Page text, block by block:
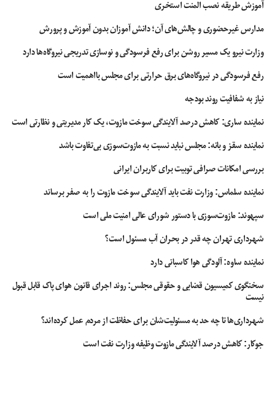
که به منظور اجرای دکوراسیون لوکس و شیک مورد توجه و انتخاب بسیاری از
نمود:
قرنیز پی وی سی: در محیط هایی که در کف آنها از سرامیک، لمینت یا سنگ استفاده
شده است می توان این محصول را به عنوان نوار کف دیوار ساختمان اجرا نمود. البته
شیک از اهمیت بسیاری برخوردار می باشد.
قرنیز سنگی: استفاده از این نوع قرنیز برای محیط هایی که در کف آنها از سنگ
باشد. در اجرای این محصول پیشنهاد می شود با کمترین فاصله از دیوار قرار داده
شود. چرا که در برخی از موارد مشاهده شده است چند سانتی متر با فاصله از دیوار
اجرا شده و آن موضوع سبب می شود که در زمان قرار دادن کمد در مقابل این نوار،
قرنیز چوبی: یکی دیگر از پرتقاضاترین انواع نوارهای اجرایی در دیوارهای کف
ساختمان می باشد که برای اجرا در محیط هایی با کفپوش پارکت بسیار جذاب و
اگر قصد دارید تغییر و تحول چشمگیری در دکوراسیون داخلی منزلتان داشته باشید
پیشنهاد می کنیم با مراجعه به وب سایت ایساتیس پلاس فرصت خرید و انتخاب با
قرنیز و کفپوش در پذیرایی، جلوه ای بسیار خیره کننده و دلنشینی را به وجود خواهد
آموزش طریقه نصب المنت استخری
مدارس غیرحضوری و چالش‌های آن؛ دانش آموزان بدون آموزش و پرورش
وزارت نیرو یک مسیر روشن برای رفع فرسودگی و نوسازی تدریجی نیروگاه‌ها دارد
رفع فرسودگی در نیروگاه‌های برق حرارتی برای مجلس بااهمیت است
نیاز به شفافیت روند بودجه
نماینده ساری: کاهش درصد آلایندگی سوخت مازوت، یک کار مدیریتی و نظارتی است
نماینده سقز و بانه: مجلس نباید نسبت به مازوت‌سوزی بی‌تفاوت باشد
بررسی امکانات صرافی توبیت برای کاربران ایرانی
نماینده سلماس: وزارت نفت باید آلایندگی سوخت مازوت را به صفر برساند
سپهوند:‌ مازوت‌سوزی با دستور شورای عالی امنیت ملی است
شهرداری تهران چه قدر در بحران آب مسئول است؟
نماینده ساوه: آلودگی هوا کاسبانی دارد
سخنگوی کمیسیون قضایی و حقوقی مجلس: روند اجرای قانون هوای پاک قابل قبول
نیست
شهرداری‌ها تا چه حد به مسئولیت‌شان برای حفاظت از مردم عمل کرده‌اند؟
جوکار: کاهش درصد آلایندگی مازوت وظیفه وزارت نفت است